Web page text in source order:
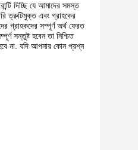
দিচ্ছি যে আমাদের সমস্ত
ত্রুটিমুক্ত এবং গ্রাহকের
গ্রাহকদের সম্পূর্ণ অর্থ ফেরত
সন্তুষ্ট হবেন তা নিশ্চিত
না. যদি আপনার কোন প্রশ্ন